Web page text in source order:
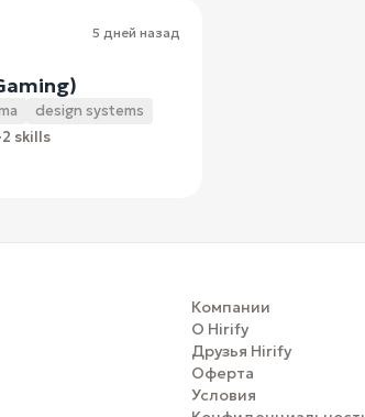
5 дней назад
design systems
skills
Компании
О Hirify
Друзья Hirify
Оферта
Условия